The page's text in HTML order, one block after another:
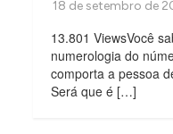
13.801 ViewsVocê
numerologia do
comporta a pessoa
Será que é […]